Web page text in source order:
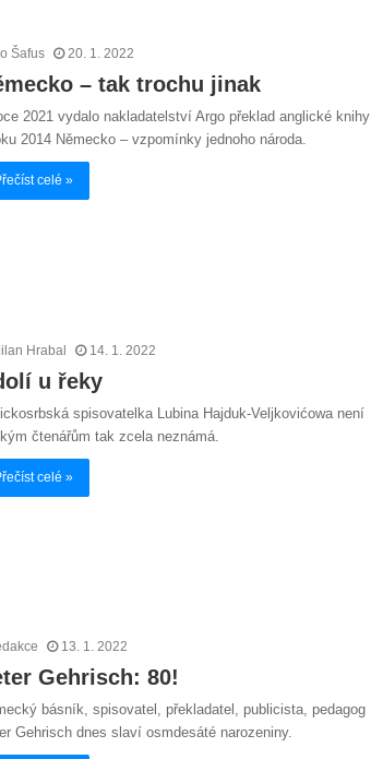
Šafus 20. 1. 2022
– tak trochu jinak
2021 vydalo nakladatelství Argo překlad anglické knihy
2014 Německo – vzpomínky jednoho národa.
celé »
Hrabal 14. 1. 2022
u řeky
spisovatelka Lubina Hajduk-Veljkovićowa není
čtenářům tak zcela neznámá.
celé »
13. 1. 2022
Gehrisch: 80!
básník, spisovatel, překladatel, publicista, pedagog
Gehrisch dnes slaví osmdesáté narozeniny.